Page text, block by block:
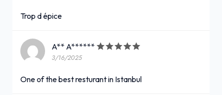
Trop d épice
A** A******
3/16/2025
One of the best resturant in Istanbul